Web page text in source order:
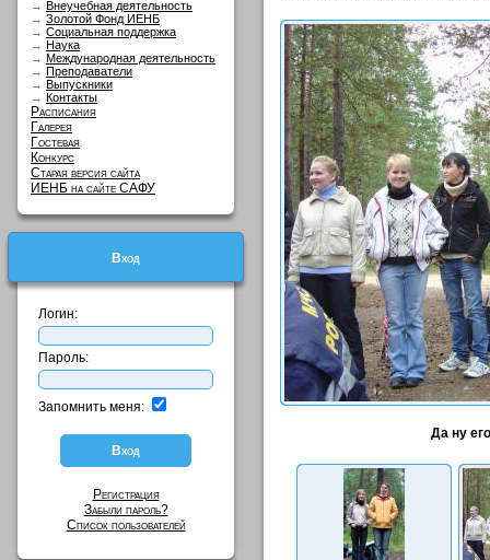
→ Внеучебная деятельность
→ Золотой Фонд ИЕНБ
→ Социальная поддержка
→ Наука
→ Международная деятельность
→ Преподаватели
→ Выпускники
→ Контакты
Расписания
Галерея
Гостевая
Конкурс
Старая версия сайта
ИЕНБ на сайте САФУ
Вход
Логин:
Пароль:
Запомнить меня:
Регистрация
Забыли пароль?
Список пользователей
Да ну